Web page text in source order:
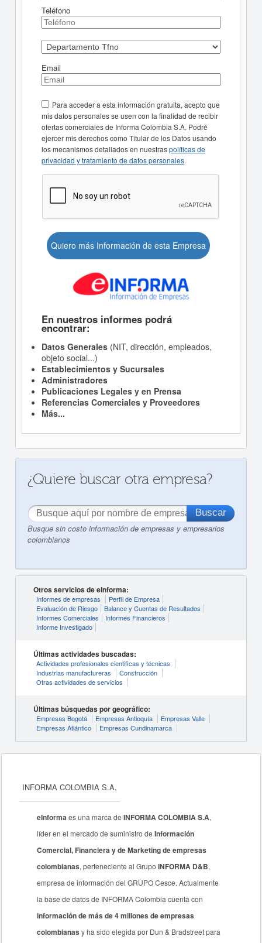
Teléfono
Email
Para acceder a esta información gratuita, acepto que
mis datos personales se usen con la finalidad de recibir
ofertas comerciales de Informa Colombia S.A. Podré
ejercer mis derechos como Titular de los Datos usando
los mecanismos detallados en nuestraspolíticas de
privacidad y tratamiento de datos personales.
Quiero más Información de esta Empresa
En nuestros informes podrá
encontrar:
Datos Generales(NIT, dirección, empleados,
objeto social...)
Establecimientos y Sucursales
Administradores
Publicaciones Legales y en Prensa
Referencias Comerciales y Proveedores
Más...
¿Quiere buscar otra empresa?
Busque sin costo información de empresas y empresarios
colombianos
Otros servicios de eInforma:
Informes de empresas
Perfil de Empresa
Evaluación de Riesgo
Balance y Cuentas de Resultados
Informes Comerciales
Informes Financieros
Informe Investigado
Últimas actividades buscadas:
Actividades profesionales cientificas y técnicas
Industrias manufactureras
Construcción
Otras actividades de servicios
Últimas búsquedas por geográfico:
Empresas Bogotá Empresas Antioquía
Empresas Valle
Empresas Atlántico
Empresas Cundinamarca
INFORMA COLOMBIA S.A,
eInformaes una marca deINFORMA COLOMBIA S.A,
líder en el mercado de suministro deInformación
Comercial, Financiera y de Marketing de empresas
colombianas, perteneciente al GrupoINFORMA D&B,
empresa de información del GRUPO Cesce. Actualmente
la base de datos de INFORMA Colombia cuenta con
información de más de 4 millones de empresas
colombianas y ha sido elegida por Dun & Bradstreet para